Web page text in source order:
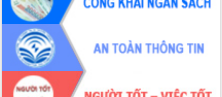
Đoàn đại biểu Quốc hội tỉnh Đắk Lắk
trao đổi thông tin trước Kỳ họp thứ
nhất, Quốc hội khóa XVI
Quyết liệt cải cách hành chính, khơi
thông nguồn lực phát triển
Nâng cao hiệu lực, hiệu quả HĐND
tỉnh thông qua hiện đại hóa hành chính
Xã Ea Phê gắn cải cách hành chính với
chuyển đổi số